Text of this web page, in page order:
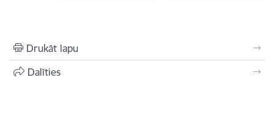
Drukāt lapu
Dalīties